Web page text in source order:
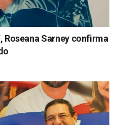
Roseana Sarney confirma